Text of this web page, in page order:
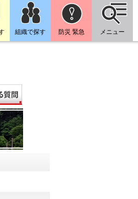
組織で探す 防災 緊急 メニュー